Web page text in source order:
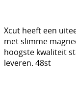
Diversen
DIY Kits
Xcut heeft een
met slimme
hoogste kwaliteit
leveren. 48st